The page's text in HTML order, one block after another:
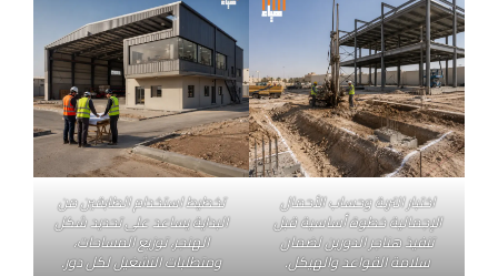
اختبار التربة وحساب الأحمال
الإجمالية خطوة أساسية قبل
تنفيذ هناجر الدورين لضمان
سلامة القواعد والهيكل.
تخطيط استخدام الطابقين من
البداية يساعد على تحديد شكل
الهنجر، توزيع المساحات،
ومتطلبات التشغيل لكل دور.